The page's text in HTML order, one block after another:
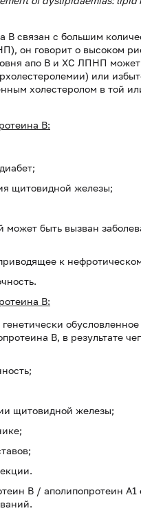
связан с большим
он говорит о высоком
апо В и ХС ЛПНП может
или
холестеролом в той
B:
щитовидной железы;
может быть вызван
к
B:
В, в результате
щитовидной железы;
В / аполипопротеин